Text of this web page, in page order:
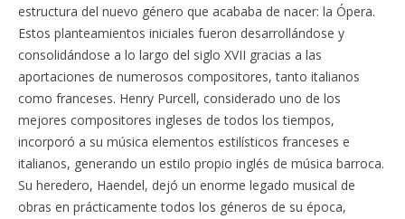
estructura del nuevo género que acababa de nacer: la Ópera.
Estos planteamientos iniciales fueron desarrollándose y
consolidándose a lo largo del siglo XVII gracias a las
aportaciones de numerosos compositores, tanto italianos
como franceses. Henry Purcell, considerado uno de los
mejores compositores ingleses de todos los tiempos,​
incorporó a su música elementos estilísticos franceses e
italianos, generando un estilo propio inglés de música barroca.
Su heredero, Haendel, dejó un enorme legado musical de
obras en prácticamente todos los géneros de su época,